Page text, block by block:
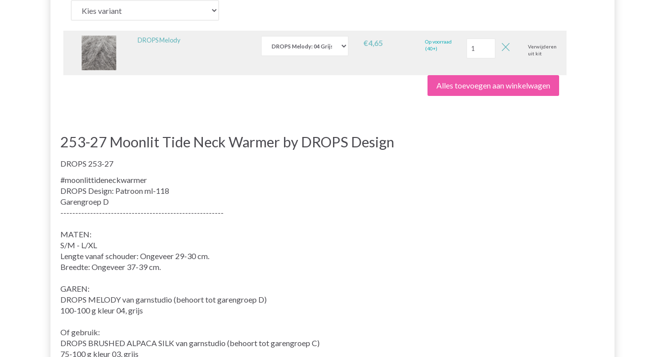
DROPS Melody €4,65
Op voorraad
(40+)
Verwijderen
uit kit
Alles toevoegen aan winkelwagen
253-27 Moonlit Tide Neck Warmer by DROPS Design
DROPS 253-27
#moonlittideneckwarmer
DROPS Design: Patroon ml-118
Garengroep D
-------------------------------------------------------
MATEN:
S/M - L/XL
Lengte vanaf schouder: Ongeveer 29-30 cm.
Breedte: Ongeveer 37-39 cm.
GAREN:
DROPS MELODY van garnstudio (behoort tot garengroep D)
100-100 g kleur 04, grijs
Of gebruik:
DROPS BRUSHED ALPACA SILK van garnstudio (behoort tot garengroep C)
75-100 g kleur 03, grijs